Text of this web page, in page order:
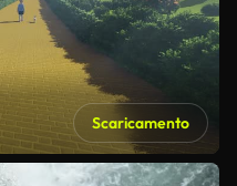
Scaricamento